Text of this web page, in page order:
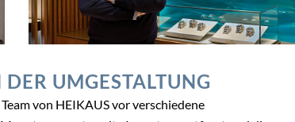
UMGESTALTUNG
von HEIKAUS vor verschiedene